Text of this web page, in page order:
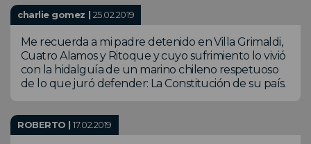
charlie gomez | 25.02.2019
Me recuerda a mi padre detenido en Villa Grimaldi,
Cuatro Alamos y Ritoque y cuyo sufrimiento lo vivió
con la hidalguía de un marino chileno respetuoso
de lo que juró defender: La Constitución de su país.
ROBERTO |17.02.2019